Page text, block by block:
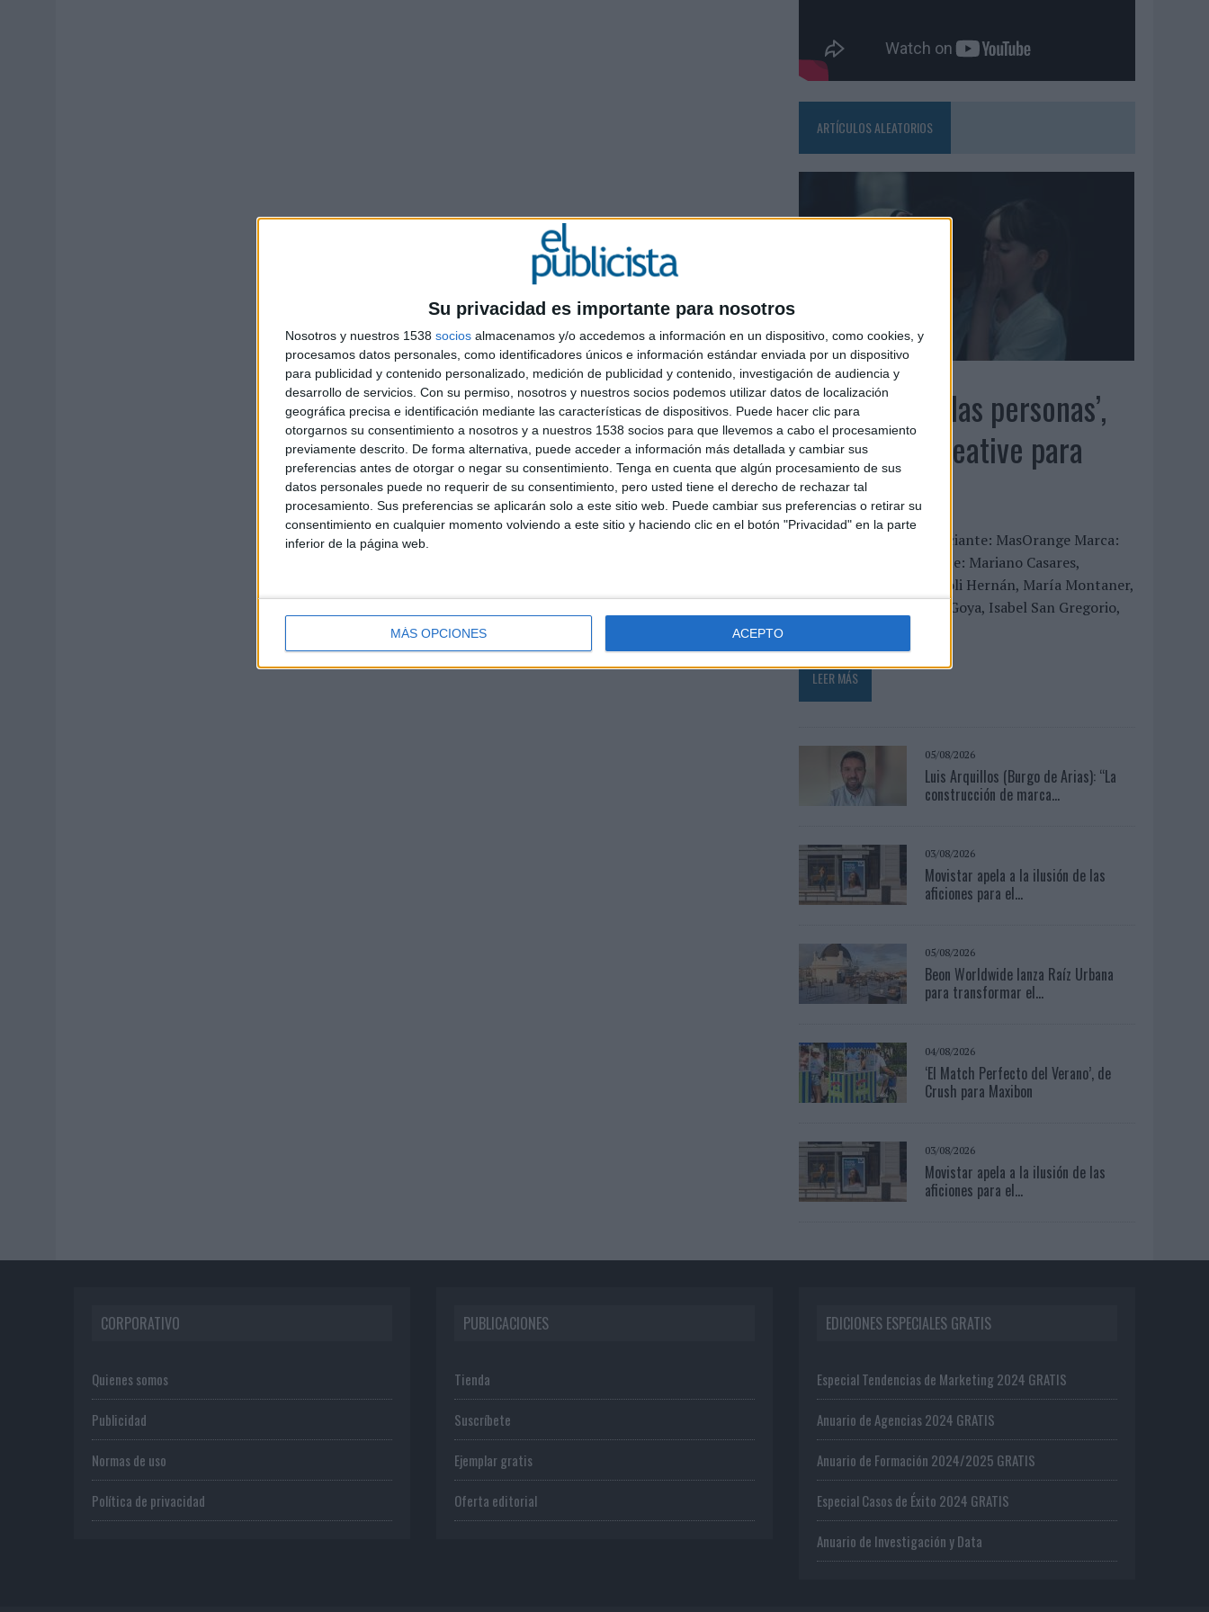
Su privacidad es importante para nosotros
Nosotros y nuestros 1538 socios almacenamos y/o accedemos a información en un dispositivo, como cookies, y
procesamos datos personales, como identificadores únicos e información estándar enviada por un dispositivo
para publicidad y contenido personalizado, medición de publicidad y contenido, investigación de audiencia y
desarrollo de servicios. Con su permiso, nosotros y nuestros socios podemos utilizar datos de localización
geográfica precisa e identificación mediante las características de dispositivos. Puede hacer clic para
otorgarnos su consentimiento a nosotros y a nuestros 1538 socios para que llevemos a cabo el procesamiento
previamente descrito. De forma alternativa, puede acceder a información más detallada y cambiar sus
preferencias antes de otorgar o negar su consentimiento. Tenga en cuenta que algún procesamiento de sus
datos personales puede no requerir de su consentimiento, pero usted tiene el derecho de rechazar tal
procesamiento. Sus preferencias se aplicarán solo a este sitio web. Puede cambiar sus preferencias o retirar su
consentimiento en cualquier momento volviendo a este sitio y haciendo clic en el botón "Privacidad" en la parte
inferior de la página web.
MÁS OPCIONES ACEPTO
ARTÍCULOS ALEATORIOS
04/08/2026
‘El fútbol sin las personas’,
de Dentsu Creative para
Orange
FICHA TÉCNICA Anunciante: MasOrange Marca:
Orange Contacto cliente: Mariano Casares,
Amagoia Sologestoa, Loli Hernán, María Montaner,
Mariola Carrero, César Goya, Isabel San Gregorio,
LEER MÁS
05/08/2026
Luis Arquillos (Burgo de Arias): “La
construcción de marca...
03/08/2026
Movistar apela a la ilusión de las
aficiones para el...
05/08/2026
Beon Worldwide lanza Raíz Urbana
para transformar el...
04/08/2026
‘El Match Perfecto del Verano’, de
Crush para Maxibon
03/08/2026
Movistar apela a la ilusión de las
aficiones para el...
CORPORATIVO
Quienes somos
Publicidad
Normas de uso
Política de privacidad
PUBLICACIONES
Tienda
Suscríbete
Ejemplar gratis
Oferta editorial
EDICIONES ESPECIALES GRATIS
Especial Tendencias de Marketing 2024 GRATIS
Anuario de Agencias 2024 GRATIS
Anuario de Formación 2024/2025 GRATIS
Especial Casos de Éxito 2024 GRATIS
Anuario de Investigación y Data